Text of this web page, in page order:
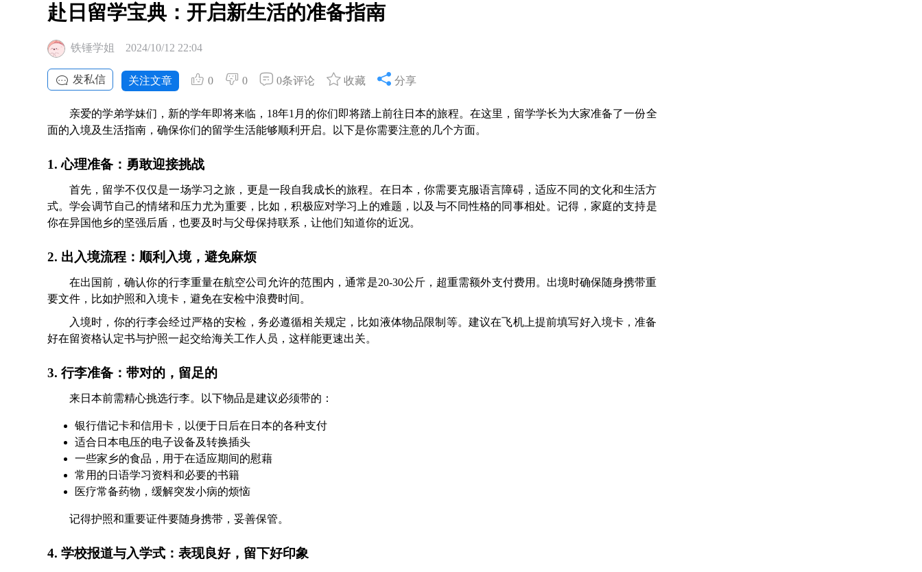
赴日留学宝典：开启新生活的准备指南
铁锤学姐 2024/10/12 22:04
发私信 关注文章 0 0 0条评论 收藏 分享
亲爱的学弟学妹们，新的学年即将来临，18年1月的你们即将踏上前往日本的旅程。在这里，留学学长为大家准备了一份全
面的入境及生活指南，确保你们的留学生活能够顺利开启。以下是你需要注意的几个方面。
1. 心理准备：勇敢迎接挑战
首先，留学不仅仅是一场学习之旅，更是一段自我成长的旅程。在日本，你需要克服语言障碍，适应不同的文化和生活方
式。学会调节自己的情绪和压力尤为重要，比如，积极应对学习上的难题，以及与不同性格的同事相处。记得，家庭的支持是
你在异国他乡的坚强后盾，也要及时与父母保持联系，让他们知道你的近况。
2. 出入境流程：顺利入境，避免麻烦
在出国前，确认你的行李重量在航空公司允许的范围内，通常是20-30公斤，超重需额外支付费用。出境时确保随身携带重
要文件，比如护照和入境卡，避免在安检中浪费时间。
入境时，你的行李会经过严格的安检，务必遵循相关规定，比如液体物品限制等。建议在飞机上提前填写好入境卡，准备
好在留资格认定书与护照一起交给海关工作人员，这样能更速出关。
3. 行李准备：带对的，留足的
来日本前需精心挑选行李。以下物品是建议必须带的：
银行借记卡和信用卡，以便于日后在日本的各种支付
适合日本电压的电子设备及转换插头
一些家乡的食品，用于在适应期间的慰藉
常用的日语学习资料和必要的书籍
医疗常备药物，缓解突发小病的烦恼
记得护照和重要证件要随身携带，妥善保管。
4. 学校报道与入学式：表现良好，留下好印象